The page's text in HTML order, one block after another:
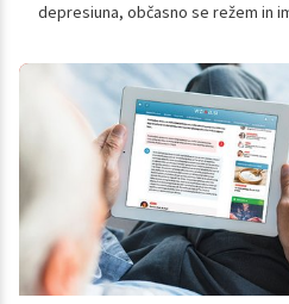
depresiuna, občasno se režem in
kadim travo, čike ...